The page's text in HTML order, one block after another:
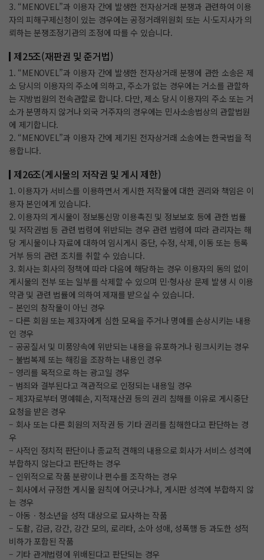
3. “MENOVEL”과 이용자 간에 발생한 전자상거래 분쟁과 관련하여 이용
자의 피해구제신청이 있는 경우에는 공정거래위원회 또는 시·도지사가 의
뢰하는 분쟁조정기관의 조정에 따를 수 있습니다.
제25조(재판권 및 준거법)
1. “MENOVEL”과 이용자 간에 발생한 전자상거래 분쟁에 관한 소송은 제
소 당시의 이용자의 주소에 의하고, 주소가 없는 경우에는 거소를 관할하
는 지방법원의 전속관할로 합니다. 다만, 제소 당시 이용자의 주소 또는 거
소가 분명하지 않거나 외국 거주자의 경우에는 민사소송법상의 관할법원
에 제기합니다.
2. “MENOVEL”과 이용자 간에 제기된 전자상거래 소송에는 한국법을 적
용합니다.
제26조(게시물의 저작권 및 게시 제한)
1. 이용자가 서비스를 이용하면서 게시한 저작물에 대한 권리와 책임은 이
용자 본인에게 있습니다.
2. 이용자의 게시물이 정보통신망 이용촉진 및 정보보호 등에 관한 법률
및 저작권법 등 관련 법령에 위반되는 경우 관련 법령에 따라 관리자는 해
당 게시물이나 자료에 대하여 임시게시 중단, 수정, 삭제, 이동 또는 등록
거부 등의 관련 조치를 취할 수 있습니다.
3. 회사는 회사의 정책에 따라 다음에 해당하는 경우 이용자의 동의 없이
게시물의 전부 또는 일부를 삭제할 수 있으며 민·형사상 문제 발생 시 이용
약관 및 관련 법률에 의하여 제재를 받으실 수 있습니다.
– 본인의 창작물이 아닌 경우
– 다른 회원 또는 제3자에게 심한 모욕을 주거나 명예를 손상시키는 내용
인 경우
– 공공질서 및 미풍양속에 위반되는 내용을 유포하거나 링크시키는 경우
– 불법복제 또는 해킹을 조장하는 내용인 경우
– 영리를 목적으로 하는 광고일 경우
– 범죄와 결부된다고 객관적으로 인정되는 내용일 경우
– 제3자로부터 명예훼손, 지적재산권 등의 권리 침해를 이유로 게시중단
요청을 받은 경우
– 회사 또는 다른 회원의 저작권 등 기타 권리를 침해한다고 판단하는 경
우
– 사적인 정치적 판단이나 종교적 견해의 내용으로 회사가 서비스 성격에
부합하지 않는다고 판단하는 경우
– 인위적으로 작품 분량이나 편수를 조작하는 경우
– 회사에서 규정한 게시물 원칙에 어긋나거나, 게시판 성격에 부합하지 않
는 경우
– 아동ㆍ청소년을 성적 대상으로 묘사하는 작품
– 도촬, 감금, 강간, 강간 모의, 로리타, 소아 성애, 성폭행 등 과도한 성적
비하가 포함된 작품
– 기타 관계법령에 위배된다고 판단되는 경우